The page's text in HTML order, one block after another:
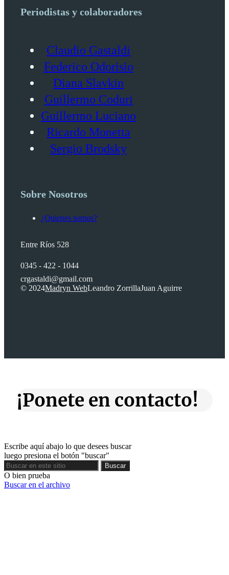
Periodistas y colaboradores
Claudio Gastaldi
Federico Odorisio
Diana Slavkin
Guillermo Coduri
Guillermo Luciano
Ricardo Monetta
Sergio Brodsky
Sobre Nosotros
¿Quienes somos?
Entre Ríos 528
0345 - 422 - 1044
crgastaldi@gmail.com
© 2024Madryn WebLeandro ZorrillaJuan Aguirre
¡Ponete en contacto!
Escribe aquí abajo lo que desees buscar
luego presiona el botón "buscar"
Buscar
Buscar
O bien prueba
Buscar en el archivo